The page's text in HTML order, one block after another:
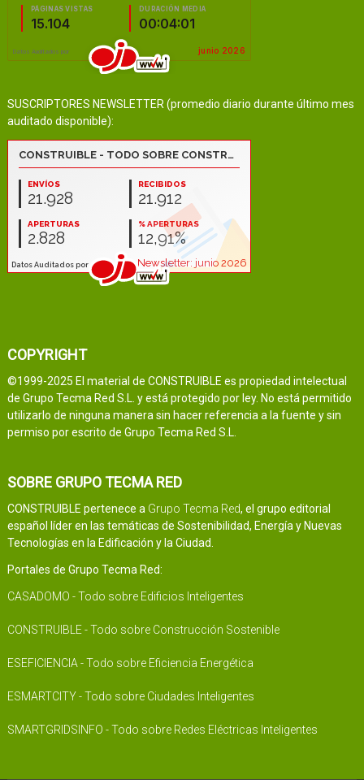
SUSCRIPTORES NEWSLETTER (promedio diario durante último mes
auditado disponible):
COPYRIGHT
©1999-2025 El material de CONSTRUIBLE es propiedad intelectual
de Grupo Tecma Red S.L. y está protegido por ley. No está permitido
utilizarlo de ninguna manera sin hacer referencia a la fuente y sin
permiso por escrito de Grupo Tecma Red S.L.
SOBRE GRUPO TECMA RED
CONSTRUIBLE pertenece a Grupo Tecma Red, el grupo editorial
español líder en las temáticas de Sostenibilidad, Energía y Nuevas
Tecnologías en la Edificación y la Ciudad.
Portales de Grupo Tecma Red:
CASADOMO - Todo sobre Edificios Inteligentes
CONSTRUIBLE - Todo sobre Construcción Sostenible
ESEFICIENCIA - Todo sobre Eficiencia Energética
ESMARTCITY - Todo sobre Ciudades Inteligentes
SMARTGRIDSINFO - Todo sobre Redes Eléctricas Inteligentes